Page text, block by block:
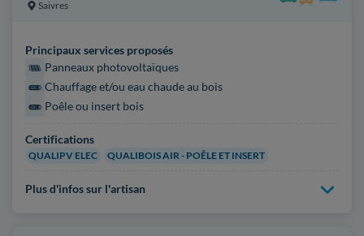
Saivres
Principaux services proposés
Panneaux photovoltaïques
Chauffage et/ou eau chaude au bois
Poêle ou insert bois
Certifications
QUALIPV ELEC QUALIBOIS AIR - POÊLE ET INSERT
Plus d'infos sur l'artisan